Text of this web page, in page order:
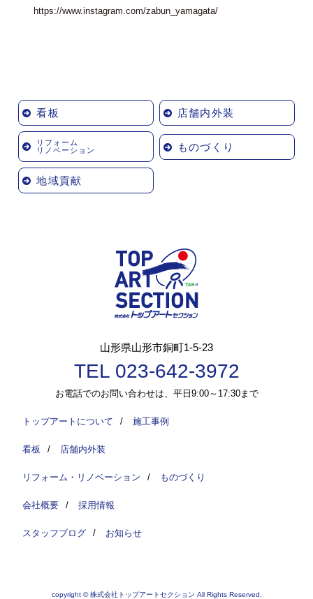
https://www.instagram.com/zabun_yamagata/
看板 店舗内外装
リフォーム
リノベーション
ものづくり
地域貢献
山形県山形市銅町1-5-23
TEL 023-642-3972
お電話でのお問い合わせは、平日9:00～17:30まで
トップアートについて / 施工事例
看板 / 店舗内外装
リフォーム・リノベーション / ものづくり
会社概要 / 採用情報
スタッフブログ / お知らせ
copyright © 株式会社トップアートセクション All Rights Reserved.